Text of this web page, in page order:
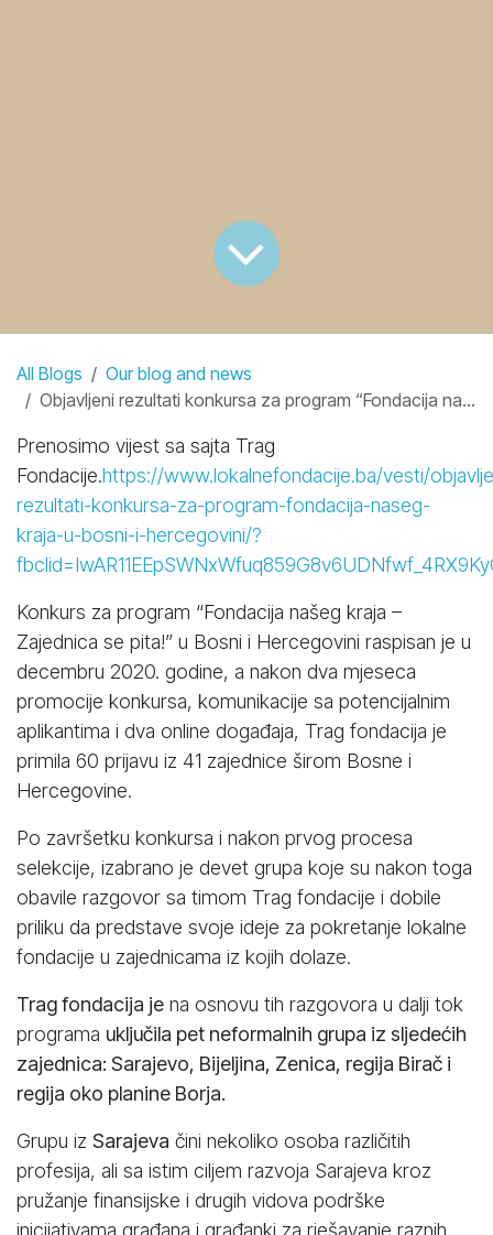
All Blogs
Our blog and news
Objavljeni rezultati konkursa za program “Fondacija našeg kraja” u Bosni i Hercegovini
Prenosimo vijest sa sajta Trag
Fondacije.https://www.lokalnefondacije.ba/vesti/
rezultati-konkursa-za-program-fondacija-naseg-
kraja-u-bosni-i-hercegovini/?
Konkurs za program “Fondacija našeg kraja –
Zajednica se pita!” u Bosni i Hercegovini raspisan je u
decembru 2020. godine, a nakon dva mjeseca
promocije konkursa, komunikacije sa potencijalnim
aplikantima i dva online događaja, Trag fondacija je
primila 60 prijavu iz 41 zajednice širom Bosne i
Hercegovine.
Po završetku konkursa i nakon prvog procesa
selekcije, izabrano je devet grupa koje su nakon toga
obavile razgovor sa timom Trag fondacije i dobile
priliku da predstave svoje ideje za pokretanje lokalne
fondacije u zajednicama iz kojih dolaze.
Trag fondacija je na osnovu tih razgovora u dalji tok
programa uključila pet neformalnih grupa iz sljedećih
zajednica: Sarajevo, Bijeljina, Zenica, regija Birač i
regija oko planine Borja.
Grupu iz Sarajeva čini nekoliko osoba različitih
profesija, ali sa istim ciljem razvoja Sarajeva kroz
pružanje finansijske i drugih vidova podrške
inicijativama građana i građanki za rješavanje raznih